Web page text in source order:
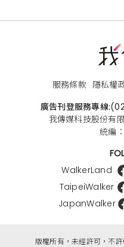
服務條款 隱私權
廣告刊登服務專線:
我傳媒科技股份有
統編
WalkerLand
TaipeiWalker
JapanWalker
版權所有，未經許可，不